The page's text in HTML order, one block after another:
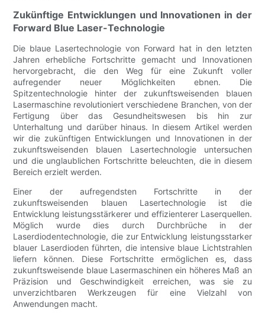
Zukünftige Entwicklungen und Innovationen in der
Forward Blue Laser-Technologie
Die blaue Lasertechnologie von Forward hat in den letzten
Jahren erhebliche Fortschritte gemacht und Innovationen
hervorgebracht, die den Weg für eine Zukunft voller
aufregender neuer Möglichkeiten ebnen. Die
Spitzentechnologie hinter der zukunftsweisenden blauen
Lasermaschine revolutioniert verschiedene Branchen, von der
Fertigung über das Gesundheitswesen bis hin zur
Unterhaltung und darüber hinaus. In diesem Artikel werden
wir die zukünftigen Entwicklungen und Innovationen in der
zukunftsweisenden blauen Lasertechnologie untersuchen
und die unglaublichen Fortschritte beleuchten, die in diesem
Bereich erzielt werden.
Einer der aufregendsten Fortschritte in der
zukunftsweisenden blauen Lasertechnologie ist die
Entwicklung leistungsstärkerer und effizienterer Laserquellen.
Möglich wurde dies durch Durchbrüche in der
Laserdiodentechnologie, die zur Entwicklung leistungsstarker
blauer Laserdioden führten, die intensive blaue Lichtstrahlen
liefern können. Diese Fortschritte ermöglichen es, dass
zukunftsweisende blaue Lasermaschinen ein höheres Maß an
Präzision und Geschwindigkeit erreichen, was sie zu
unverzichtbaren Werkzeugen für eine Vielzahl von
Anwendungen macht.